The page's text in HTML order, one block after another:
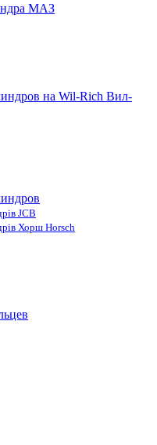
МАЗ
на Wil-Rich Вил-
JCB
Хорш Horsch